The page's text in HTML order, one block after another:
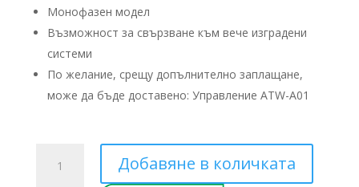
Монофазен модел
Възможност за свързване към вече изградени
системи
По желание, срещу допълнително заплащане,
може да бъде доставено: Управление ATW-A01
Добавяне в количката